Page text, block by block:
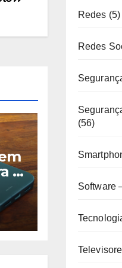
e
Redes (5)
Redes
(56)
Software